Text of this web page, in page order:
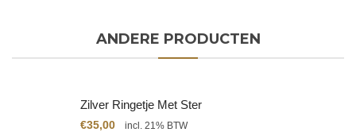
ANDERE PRODUCTEN
Zilver Ringetje Met Ster
€35,00 incl. 21% BTW